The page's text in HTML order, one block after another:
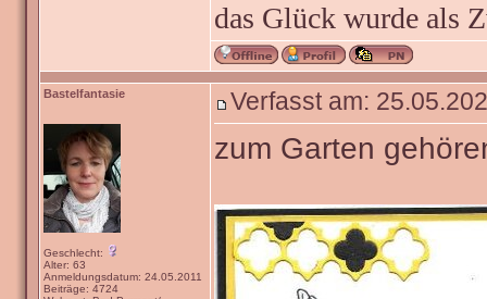
das Glück wurde als
Bastelfantasie
Geschlecht:
Alter: 63
Anmeldungsdatum: 24.05.2011
Beiträge: 4724
Verfasst am:
zum Garten